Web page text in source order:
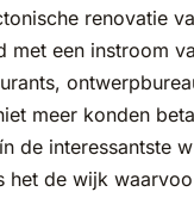
renovatie
met een instroom
meer konden
de interessantste
het de wijk